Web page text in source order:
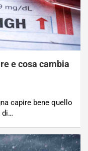
e cosa cambia
capire bene quello
di…